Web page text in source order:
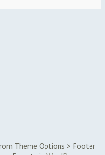
Theme Options > Footer